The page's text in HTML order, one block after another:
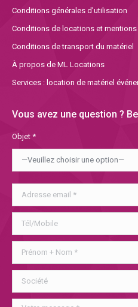
Conditions générales d’utilisation
Conditions de locations et
Conditions de transport du matériel
À propos de ML Locations
Services : location de matériel
Vous avez une question ?
Objet *